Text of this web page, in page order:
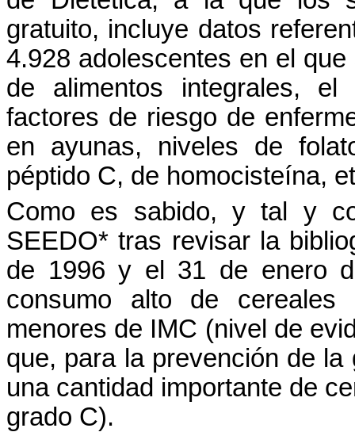
gratuito, incluye datos
4.928 adolescentes en el
de alimentos integrales,
factores de riesgo de
en ayunas, niveles de
péptido C, de homocisteína,
Como es sabido, y tal y
SEEDO*tras revisar la
de 1996 y el 31 de enero
consumo alto de cereales
menores de IMC (nivel de
que, para la prevención de la
una cantidad importante de
grado C).